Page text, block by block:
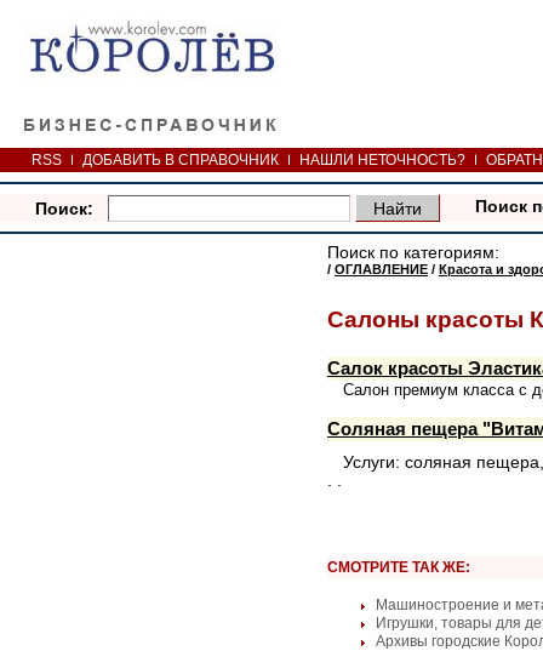
RSS ДОБАВИТЬ В СПРАВОЧНИК НАШЛИ НЕТОЧНОСТЬ?
Поиск: Поиск
Поиск по категориям:
/ ОГЛАВЛЕНИЕ / Красота и
Салоны красоты
Салок красоты
Салон премиум класса с
Соляная пещера
Услуги: соляная
. .
СМОТРИТЕ ТАК ЖЕ:
Машиностроение и
Игрушки, товары для
Архивы городские